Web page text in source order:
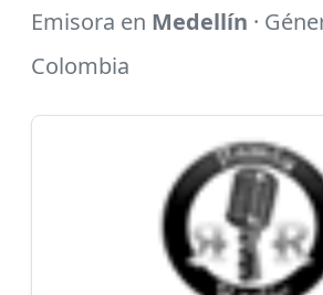
Emisora en Medellín ·
Colombia